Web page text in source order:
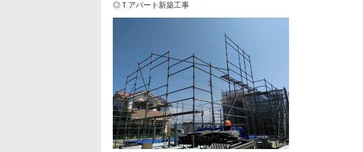
◎Ｔアパート新築工事